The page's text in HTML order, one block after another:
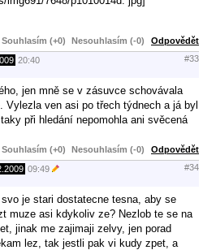
Souhlasím (+0) Nesouhlasím (-0) Odpovědět
20:40 #33
jen mně se v zásuvce schovávala
ven asi po třech týdnech a já byl
při hledání nepomohla ani svěcená
Souhlasím (+0) Nesouhlasím (-0) Odpovědět
09:49 #34
je stari dostatecne tesna, aby se
muze asi kdykoliv ze? Nezlob te se na
jinak me zajimaji zelvy, jen porad
lez, tak jestli pak vi kudy zpet, a